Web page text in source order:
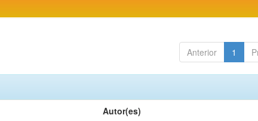
Anterior 1
Autor(es)